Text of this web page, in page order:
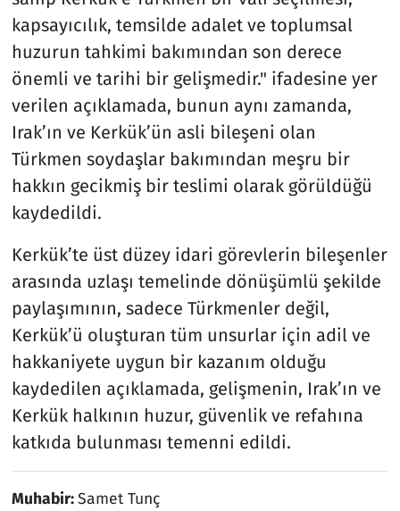
kapsayıcılık, temsilde adalet ve toplumsal
huzurun tahkimi bakımından son derece
önemli ve tarihi bir gelişmedir." ifadesine yer
verilen açıklamada, bunun aynı zamanda,
Irak’ın ve Kerkük’ün asli bileşeni olan
Türkmen soydaşlar bakımından meşru bir
hakkın gecikmiş bir teslimi olarak görüldüğü
kaydedildi.
Kerkük’te üst düzey idari görevlerin bileşenler
arasında uzlaşı temelinde dönüşümlü şekilde
paylaşımının, sadece Türkmenler değil,
Kerkük’ü oluşturan tüm unsurlar için adil ve
hakkaniyete uygun bir kazanım olduğu
kaydedilen açıklamada, gelişmenin, Irak’ın ve
Kerkük halkının huzur, güvenlik ve refahına
katkıda bulunması temenni edildi.
Muhabir:Samet Tunç